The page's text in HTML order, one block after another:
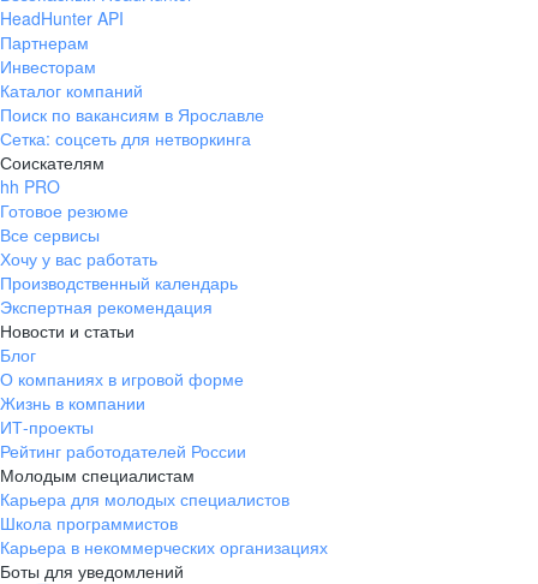
HeadHunter API
Партнерам
Инвесторам
Каталог компаний
Поиск по вакансиям в Ярославле
Сетка: соцсеть для нетворкинга
Соискателям
hh PRO
Готовое резюме
Все сервисы
Хочу у вас работать
Производственный календарь
Экспертная рекомендация
Новости и статьи
Блог
О компаниях в игровой форме
Жизнь в компании
ИТ-проекты
Рейтинг работодателей России
Молодым специалистам
Карьера для молодых специалистов
Школа программистов
Карьера в некоммерческих организациях
Боты для уведомлений